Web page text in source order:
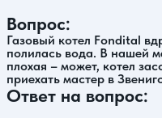
Вопрос:
Газовый котел Fondital
полилась вода. В нашей
плохая – может, котел
приехать мастер в
Ответ на вопрос: